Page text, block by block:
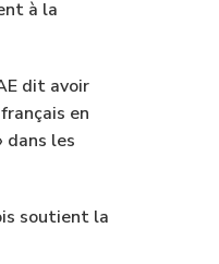
à la
dit avoir
en
dans les
soutient la